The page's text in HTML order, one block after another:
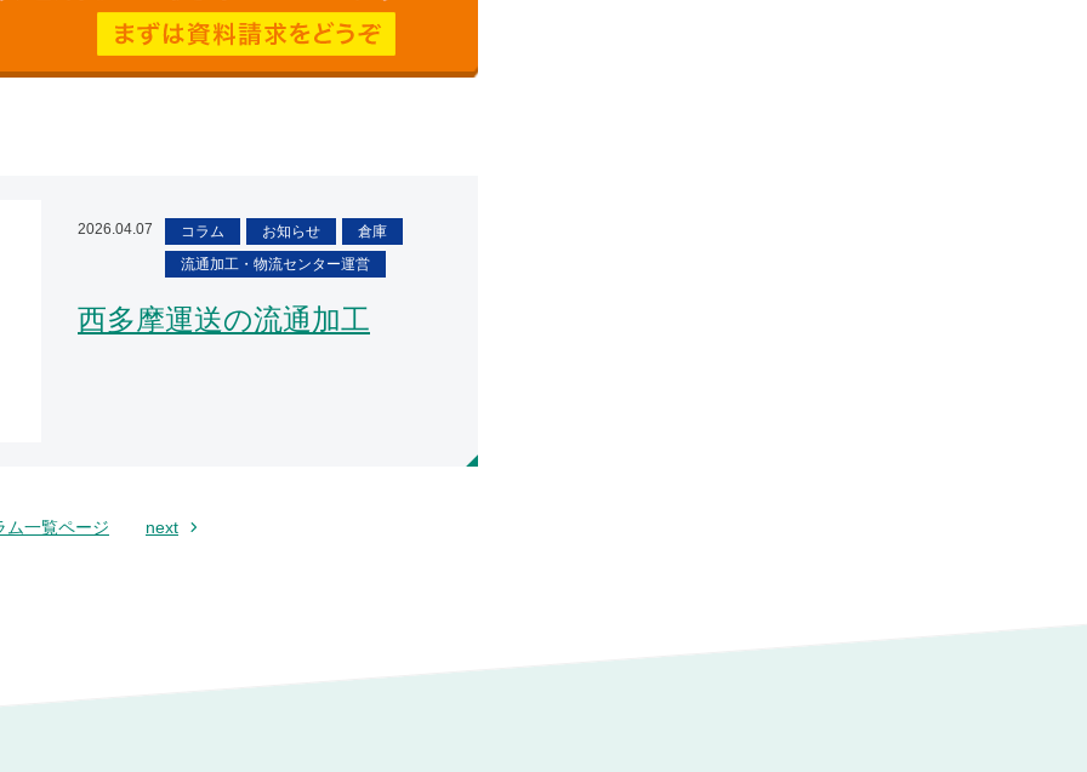
2026.04.07 コラム お知らせ
倉庫
流通加工・物流センター運営
西多摩運送の流通加工
ム一覧ページ next